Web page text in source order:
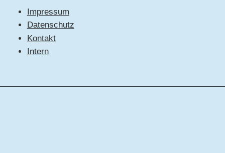
Impressum
Datenschutz
Kontakt
Intern